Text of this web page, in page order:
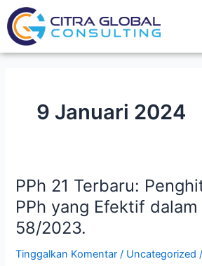
Lewati
ke
konten
9 Januari 2024
PPh 21 Terbaru:
PPh yang Efektif dalam
58/2023.
Tinggalkan Komentar / Uncategorized /
PPh
21
Terbaru:
Penghitungan
Tarif